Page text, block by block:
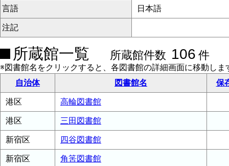
言語 日本語
注記
所蔵館一覧 所蔵館件数 106 件
※図書館名をクリックすると、各図書館の詳細画面に移動しま
自治体
図書館名 保
港区 高輪図書館
港区 三田図書館
新宿区 四谷図書館
新宿区 角筈図書館